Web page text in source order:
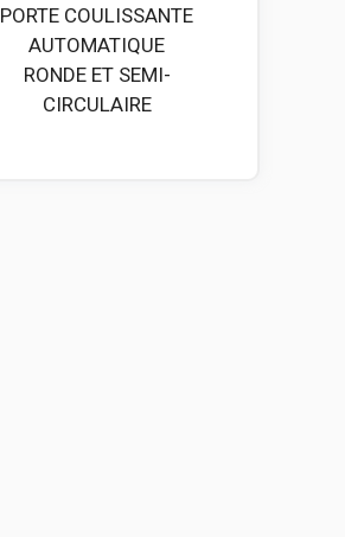
PORTE COULISSANTE
AUTOMATIQUE
RONDE ET SEMI-
CIRCULAIRE